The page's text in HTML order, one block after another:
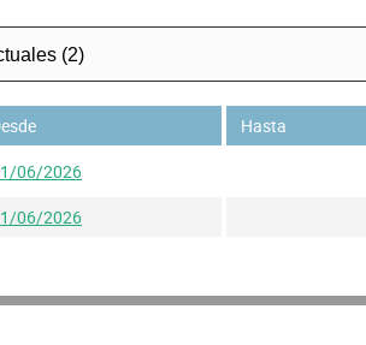
Hasta
06/2026
06/2026